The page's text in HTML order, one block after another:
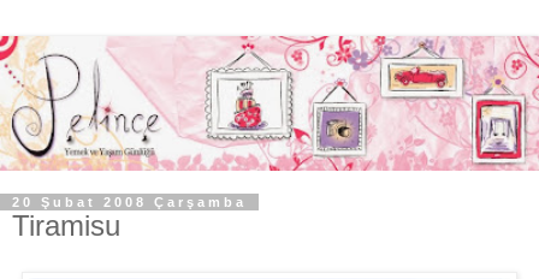
20 Şubat 2008 Çarşamba
Tiramisu